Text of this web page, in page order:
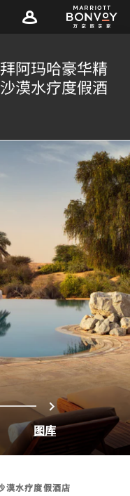
阿玛哈豪华精
漠水疗度假酒
2 下一页
图库
漠水疗度假酒店